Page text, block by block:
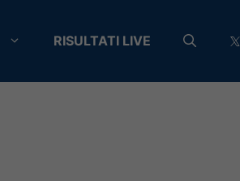
RISULTATI LIVE